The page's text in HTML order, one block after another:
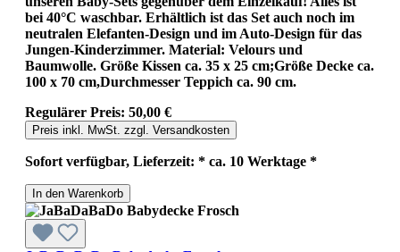
bei 40°C waschbar. Erhältlich ist das Set auch noch im
neutralen Elefanten-Design und im Auto-Design für das
Jungen-Kinderzimmer. Material: Velours und
Baumwolle. Größe Kissen ca. 35 x 25 cm;Größe Decke ca.
100 x 70 cm,Durchmesser Teppich ca. 90 cm.
Regulärer Preis: 50,00 €
Preis inkl. MwSt. zzgl. Versandkosten
Sofort verfügbar, Lieferzeit: * ca. 10 Werktage *
In den Warenkorb